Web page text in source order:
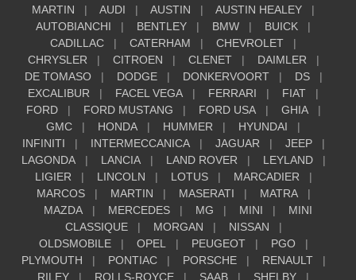
MARTIN
AUDI AUSTIN
AUSTIN HEALEY
AUTOBIANCHI
BENTLEY BMW
BUICK
CADILLAC
CATERHAM
CHEVROLET
CHRYSLER
CITROEN CLENET
DAIMLER
DE TOMASO
DODGE DONKERVOORT
DS
EXCALIBUR
FACEL VEGA FERRARI
FIAT
FORD
FORD MUSTANG FORD USA
GHIA
GMC
HONDA HUMMER
HYUNDAI
INFINITI
INTERMECCANICA JAGUAR
JEEP
LAGONDA
LANCIA LAND ROVER
LEYLAND
LIGIER
LINCOLN LOTUS
MARCADIER
MARCOS
MARTIN MASERATI
MATRA
MAZDA
MERCEDES MG MINI
MINI
CLASSIQUE
MORGAN
NISSAN
OLDSMOBILE
OPEL PEUGEOT
PGO
PLYMOUTH
PONTIAC PORSCHE
RENAULT
RILEY
ROLLS-ROYCE SAAB SHELBY